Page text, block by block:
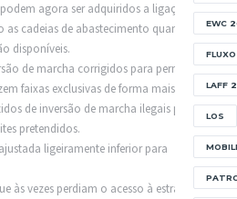
EWC
LAFF
LOS
agora ser adquiridos a ligações
cadeias de abastecimento quando as
disponíveis.
de marcha corrigidos para permitir
faixas exclusivas de forma mais
de inversão de marcha ilegais para
pretendidos.
ligeiramente inferior para
às vezes perdiam o acesso à estrada